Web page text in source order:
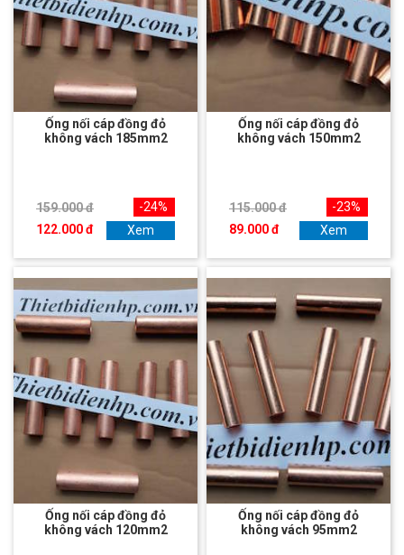
Ống nối cáp đồng đỏ
không vách 185mm2
159.000 đ
122.000 đ
-24%
Xem
Ống nối cáp đồng đỏ
không vách 150mm2
115.000 đ
89.000 đ
-23%
Xem
Ống nối cáp đồng đỏ
không vách 120mm2
Ống nối cáp đồng đỏ
không vách 95mm2